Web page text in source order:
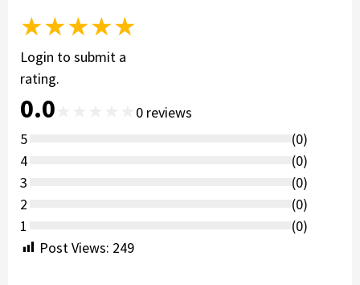
★★★★★
Login to submit a
rating.
0.0 0 reviews
5
(0)
4
(0)
3
(0)
2
(0)
1
(0)
Post Views: 249